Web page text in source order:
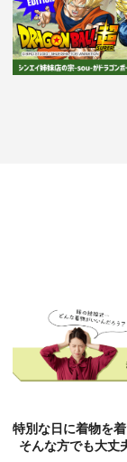
特別な日に着物を
そんな方でも大丈